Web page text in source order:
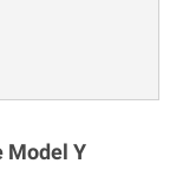
Model Y